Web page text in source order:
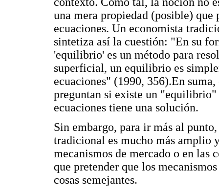
una mera propiedad (posible) que
ecuaciones. Un economista
sintetiza así la cuestión: "En su
'equilibrio' es un método para
superficial, un equilibrio es
ecuaciones" (1990, 356).En
preguntan si existe un
ecuaciones tiene una solución.
Sin embargo, para ir más al
tradicional es mucho más amplio
mecanismos de mercado o en
que pretender que los
cosas semejantes.